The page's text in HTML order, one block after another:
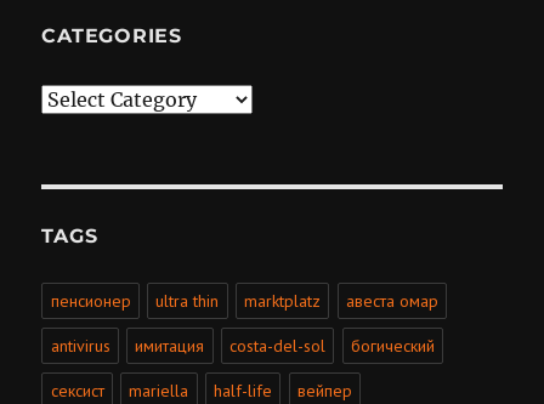
CATEGORIES
Categories
TAGS
пенсионер ultra thin marktplatz авеста омар
antivirus имитация costa-del-sol богический
сексист mariella half-life вейпер